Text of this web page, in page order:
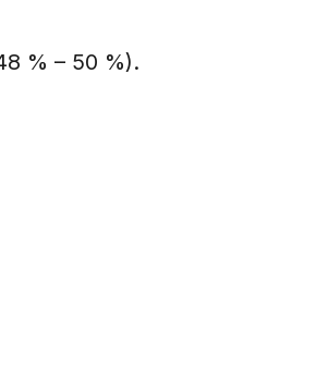
% – 50 %).